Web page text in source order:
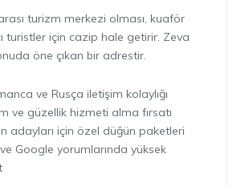
turizm merkezi olması, kuaför
turistler için cazip hale getirir. Zeva
öne çıkan bir adrestir.
ve Rusça iletişim kolaylığı
ve güzellik hizmeti alma fırsatı
adayları için özel düğün paketleri
Google yorumlarında yüksek